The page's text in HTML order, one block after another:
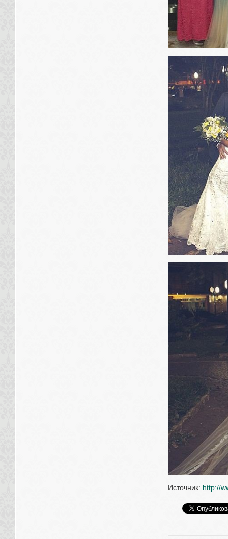
Источник: http://